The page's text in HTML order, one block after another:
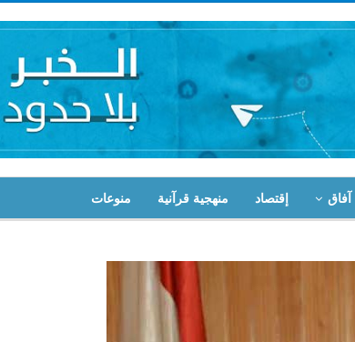
آفاق إقتصاد منهجية قرآنية منوعات